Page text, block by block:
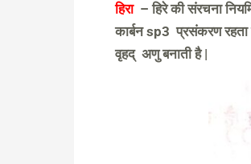
हिरा – हिरे की संरचना
कार्बन sp3 प्रसंकरण रहता
वृहद् अणु बनाती है |